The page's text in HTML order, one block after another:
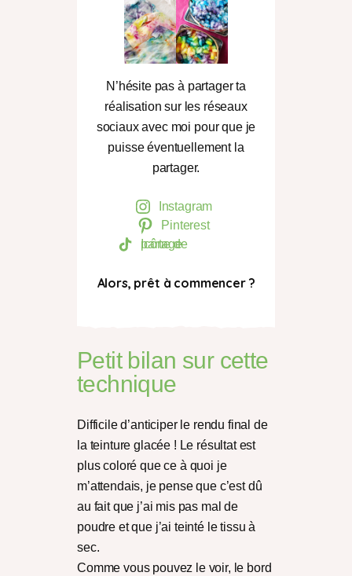
N’hésite pas à partager ta
réalisation sur les réseaux
sociaux avec moi pour que je
puisse éventuellement la
partager.
Instagram
Pinterest
Icône de partage
Alors, prêt à commencer ?
Petit bilan sur cette
technique
Difficile d’anticiper le rendu final de
la teinture glacée ! Le résultat est
plus coloré que ce à quoi je
m’attendais, je pense que c’est dû
au fait que j’ai mis pas mal de
poudre et que j’ai teinté le tissu à
sec.
Comme vous pouvez le voir, le bord